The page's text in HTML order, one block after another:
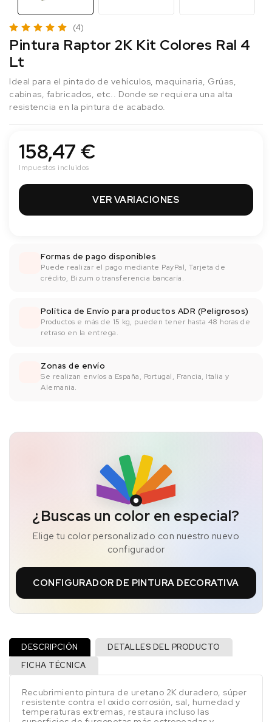
(4)
Pintura Raptor 2K Kit Colores Ral 4
Lt
Ideal para el pintado de vehículos, maquinaria, Grúas,
cabinas, fabricados, etc.. Donde se requiera una alta
resistencia en la pintura de acabado.
158,47 €
Impuestos incluidos
VER VARIACIONES
Formas de pago disponibles
Puede realizar el pago mediante PayPal, Tarjeta de
crédito, Bizum o transferencia bancaría.
Política de Envío para productos ADR (Peligrosos)
Productos e más de 15 kg, pueden tener hasta 48 horas de
retraso en la entrega.
Zonas de envío
Se realizan envíos a España, Portugal, Francia, Italia y
Alemania.
¿Buscas un color en especial?
Elige tu color personalizado con nuestro nuevo
configurador
CONFIGURADOR DE PINTURA DECORATIVA
DESCRIPCIÓN
DETALLES DEL PRODUCTO
FICHA TÉCNICA
Recubrimiento pintura de uretano 2K duradero, súper
resistente contra el oxido corrosión, sal, humedad y
temperaturas extremas, restaura incluso las